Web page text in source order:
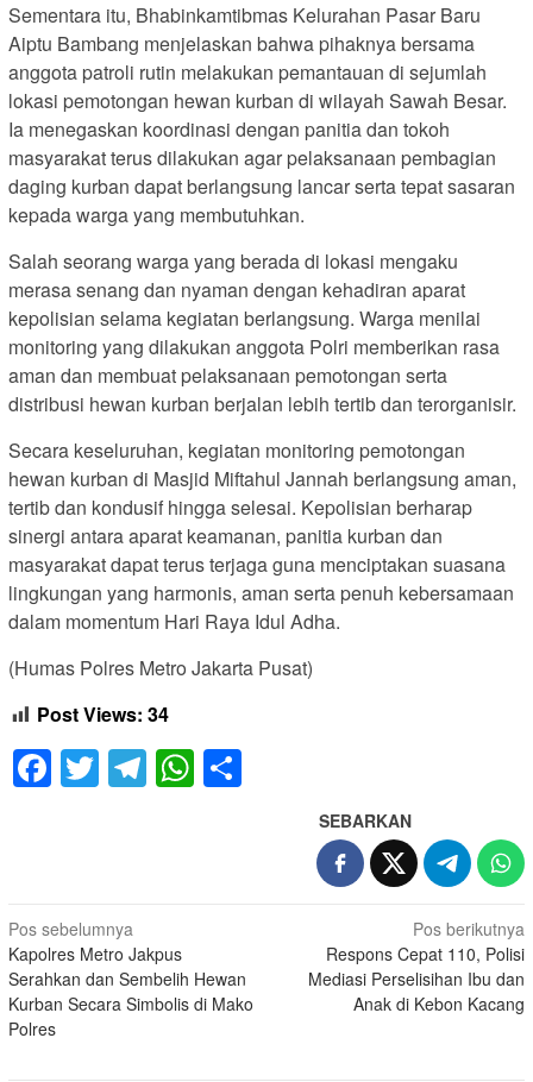
Sementara itu, Bhabinkamtibmas Kelurahan Pasar Baru
Aiptu Bambang menjelaskan bahwa pihaknya bersama
anggota patroli rutin melakukan pemantauan di sejumlah
lokasi pemotongan hewan kurban di wilayah Sawah Besar.
Ia menegaskan koordinasi dengan panitia dan tokoh
masyarakat terus dilakukan agar pelaksanaan pembagian
daging kurban dapat berlangsung lancar serta tepat sasaran
kepada warga yang membutuhkan.
Salah seorang warga yang berada di lokasi mengaku
merasa senang dan nyaman dengan kehadiran aparat
kepolisian selama kegiatan berlangsung. Warga menilai
monitoring yang dilakukan anggota Polri memberikan rasa
aman dan membuat pelaksanaan pemotongan serta
distribusi hewan kurban berjalan lebih tertib dan terorganisir.
Secara keseluruhan, kegiatan monitoring pemotongan
hewan kurban di Masjid Miftahul Jannah berlangsung aman,
tertib dan kondusif hingga selesai. Kepolisian berharap
sinergi antara aparat keamanan, panitia kurban dan
masyarakat dapat terus terjaga guna menciptakan suasana
lingkungan yang harmonis, aman serta penuh kebersamaan
dalam momentum Hari Raya Idul Adha.
(Humas Polres Metro Jakarta Pusat)
Post Views: 34
Facebook
Twitter
Telegram
WhatsApp
SEBARKAN
Navigasi
pos
Pos sebelumnya
Kapolres Metro Jakpus
Serahkan dan Sembelih Hewan
Kurban Secara Simbolis di Mako
Polres
Pos berikutnya
Respons Cepat 110, Polisi
Mediasi Perselisihan Ibu dan
Anak di Kebon Kacang